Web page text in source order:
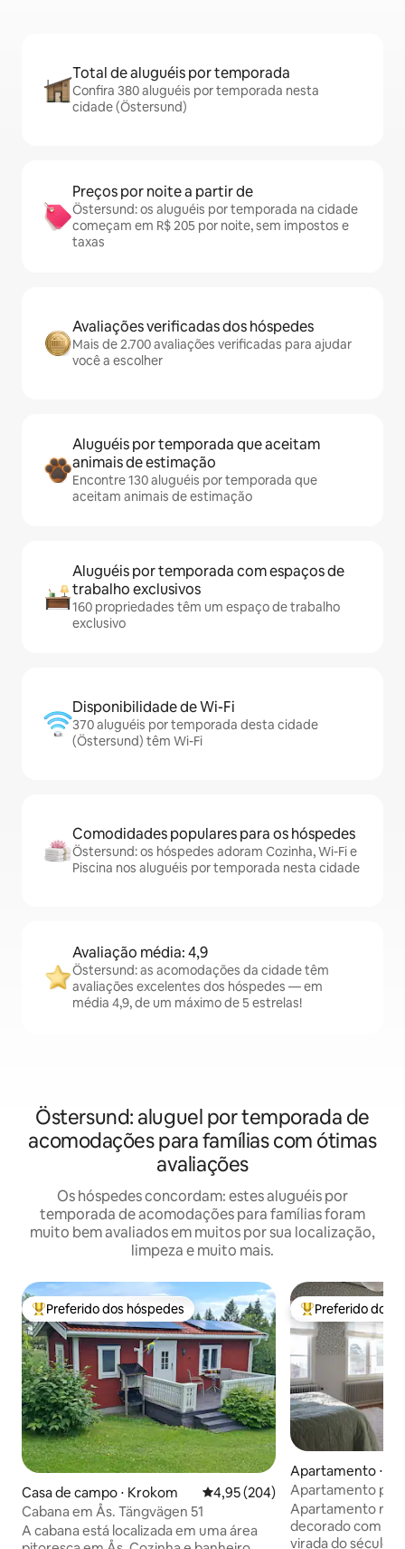
Total de aluguéis por temporada
Confira 380 aluguéis por temporada nesta
cidade (Östersund)
Preços por noite a partir de
Östersund: os aluguéis por temporada na cidade
começam em R$ 205 por noite, sem impostos e
taxas
Avaliações verificadas dos hóspedes
Mais de 2.700 avaliações verificadas para ajudar
você a escolher
Aluguéis por temporada que aceitam
animais de estimação
Encontre 130 aluguéis por temporada que
aceitam animais de estimação
Aluguéis por temporada com espaços de
trabalho exclusivos
160 propriedades têm um espaço de trabalho
exclusivo
Disponibilidade de Wi-Fi
370 aluguéis por temporada desta cidade
(Östersund) têm Wi-Fi
Comodidades populares para os hóspedes
Östersund: os hóspedes adoram Cozinha, Wi-Fi e
Piscina nos aluguéis por temporada nesta cidade
Avaliação média: 4,9
Östersund: as acomodações da cidade têm
avaliações excelentes dos hóspedes — em
média 4,9, de um máximo de 5 estrelas!
Östersund: aluguel por temporada de
acomodações para famílias com ótimas
avaliações
Os hóspedes concordam: estes aluguéis por
temporada de acomodações para famílias foram
muito bem avaliados em muitos por sua localização,
limpeza e muito mais.
Entre os melhores preferidos dos hóspedes
Preferido dos hóspedes
Casa de campo ⋅ Krokom 4,95 de uma avaliação média de
4,95 (204)
Cabana em Ås. Tängvägen 51
A cabana está localizada em uma área
Entre os
Preferido dos
Apartamento ⋅
Apartamento
do século
Apartamento
decorado com
virada do século.